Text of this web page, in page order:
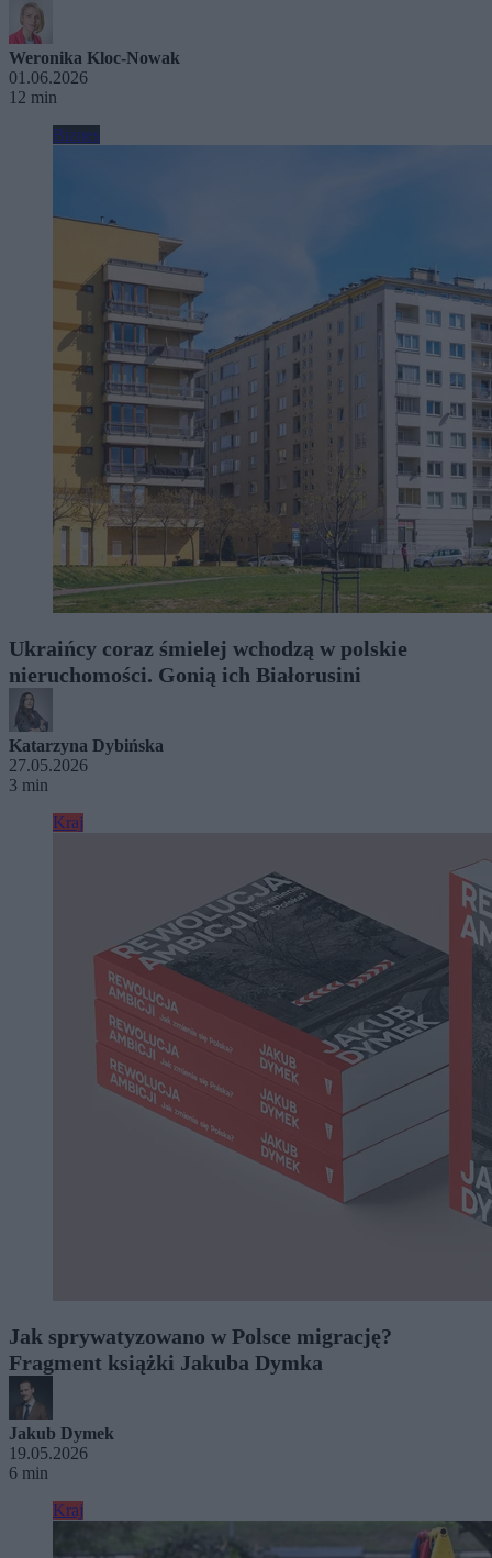
Weronika Kloc-Nowak
01.06.2026
12 min
Biznes
Ukraińcy coraz śmielej wchodzą w polskie
nieruchomości. Gonią ich Białorusini
Katarzyna Dybińska
27.05.2026
3 min
Kraj
Jak sprywatyzowano w Polsce migrację?
Fragment książki Jakuba Dymka
Jakub Dymek
19.05.2026
6 min
Kraj